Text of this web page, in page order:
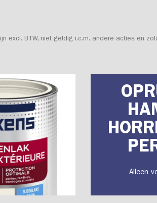
excl. BTW, niet geldig i.c.m. andere acties en
Alleen